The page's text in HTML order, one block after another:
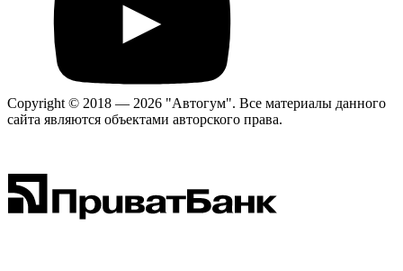
Copyright © 2018 — 2026 "Автогум". Все материалы данного
сайта являются объектами авторского права.